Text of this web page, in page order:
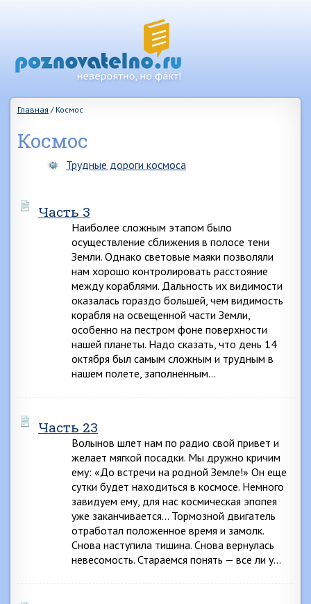
Главная / Космос
Космос
Трудные дороги космоса
Часть 3
Наиболее сложным этапом было
осуществление сближения в полосе тени
Земли. Однако световые маяки позволяли
нам хорошо контролировать расстояние
между кораблями. Дальность их видимости
оказалась гораздо большей, чем видимость
корабля на освещенной части Земли,
особенно на пестром фоне поверхности
нашей планеты. Надо сказать, что день 14
октября был самым сложным и трудным в
нашем полете, заполненным…
Часть 23
Волынов шлет нам по радио свой привет и
желает мягкой посадки. Мы дружно кричим
ему: «До встречи на родной Земле!» Он еще
сутки будет находиться в космосе. Немного
завидуем ему, для нас космическая эпопея
уже заканчивается… Тормозной двигатель
отработал положенное время и замолк.
Снова наступила тишина. Снова вернулась
невесомость. Стараемся понять — все ли у…